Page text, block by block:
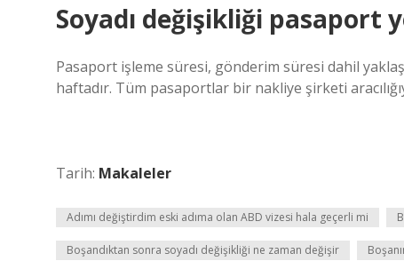
Soyadı değişikliği pasaport
Pasaport işleme süresi, gönderim süresi dahil
haftadır. Tüm pasaportlar bir nakliye şirketi
Tarih: Makaleler
Adımı değiştirdim eski adıma olan ABD vizesi hala geçerli mi
Boşandıktan sonra soyadı değişikliği ne zaman değişir